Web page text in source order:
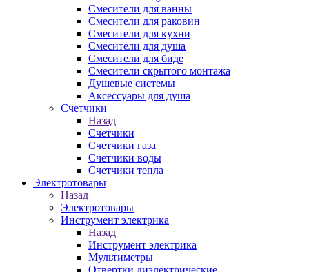
Смесители для ванны
Смесители для раковин
Смесители для кухни
Смесители для душа
Смесители для биде
Смесители скрытого монтажа
Душевые системы
Аксессуары для душа
Счетчики
Назад
Счетчики
Счетчики газа
Счетчики воды
Счетчики тепла
Электротовары
Назад
Электротовары
Инструмент электрика
Назад
Инструмент электрика
Мультиметры
Отвертки диэлектрические